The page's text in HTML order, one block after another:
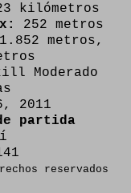
kilómetros
252 metros
metros,
Moderado
2011
partida
reservados